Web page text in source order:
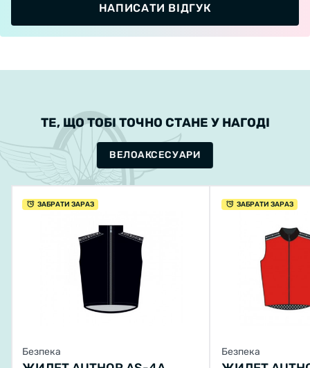
НАПИСАТИ ВІДГУК
ТЕ, ЩО ТОБІ ТОЧНО СТАНЕ У НАГОДІ
ВЕЛОАКСЕСУАРИ
ЗАБРАТИ ЗАРАЗ
Безпека
ЗАБРАТИ ЗАРАЗ
Безпека